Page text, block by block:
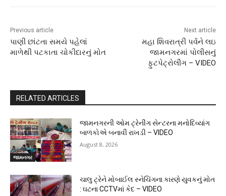
Previous article
પાણી છાંટતા સમયે પહેલાં
માળેથી પટકાતા ચોકીદારનું મોત
Next article
મહા શિવરાત્રી પર્વને લઇ
જામનગરમાં પોલીસનું
ફુટપેટ્રોલીંગ – VIDEO
RELATED ARTICLES
જામનગર
જામનગરની ઓમ ટ્રેનીંગ સેન્ટરના મનોદિવ્યાંગ
બાળકોએ બનાવી રાખડી – VIDEO
August 8, 2026
ચાલુ ટ્રેને મોબાઈલ સ્નેચિંગના કારણે યુવકનું મોત
: ઘટના CCTVમાં કેદ – VIDEO